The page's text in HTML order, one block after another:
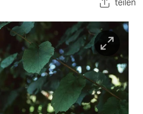
teilen